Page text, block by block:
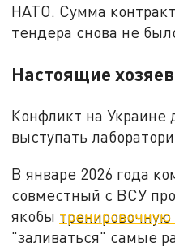
НАТО. Сумма
тендера снова не
Настоящие
Конфликт на
выступать
В январе 2026 года
совместный с ВСУ
якобы
"заливаться" самые